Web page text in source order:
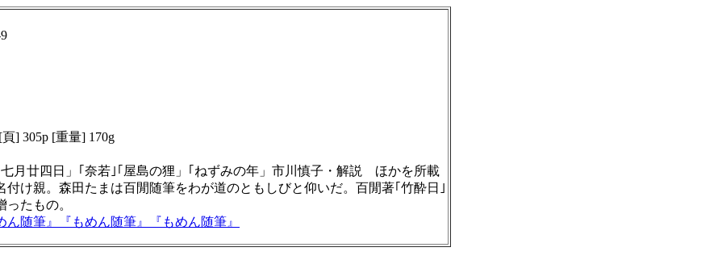
] 305p [重量] 170g
七月廿四日」｢奈若｣｢屋島の狸」｢ねずみの年」市川慎子・解説 ほかを所載
付け親。森田たまは百閒随筆をわが道のともしびと仰いだ。百閒著｢竹酔日｣
たもの。
ん随筆 』 『 もめん随筆 』 『 もめん随筆 』